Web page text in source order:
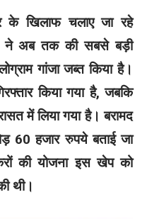
के खिलाफ चलाए जा रहे
ने अब तक की सबसे बड़ी
गांजा जब्त किया है।
किया गया है, जबकि
में लिया गया है। बरामद
60 हजार रुपये बताई जा
की योजना इस खेप को
थी।